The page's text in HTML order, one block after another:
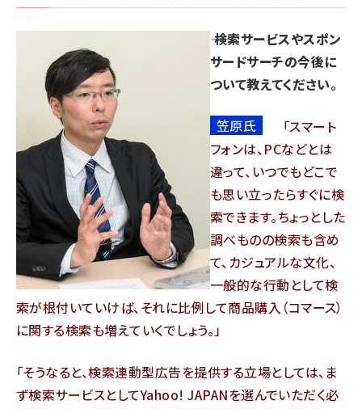
―― 検索サービスやスポン
サードサーチの今後に
ついて教えてください。
笠原氏
スマート
フォンは、PCなどとは
違って、いつでもどこで
も思い立ったらすぐに検
索できます。ちょっとした
調べものの検索も含め
て、カジュアルな文化、
一般的な行動として検
索が根付いていけば、それに比例して商品購入（コマース）
に関する検索も増えていくでしょう。
そうなると、検索連動型広告を提供する立場としては、ま
ず検索サービスとしてYahoo! JAPANを選んでいただく必